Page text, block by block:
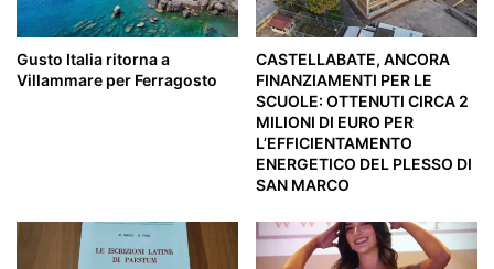
Gusto Italia ritorna a
Villammare per Ferragosto
CASTELLABATE, ANCORA
FINANZIAMENTI PER LE
SCUOLE: OTTENUTI CIRCA 2
MILIONI DI EURO PER
L’EFFICIENTAMENTO
ENERGETICO DEL PLESSO DI
SAN MARCO